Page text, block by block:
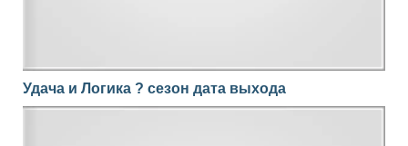
Удача и Логика ? сезон дата выхода